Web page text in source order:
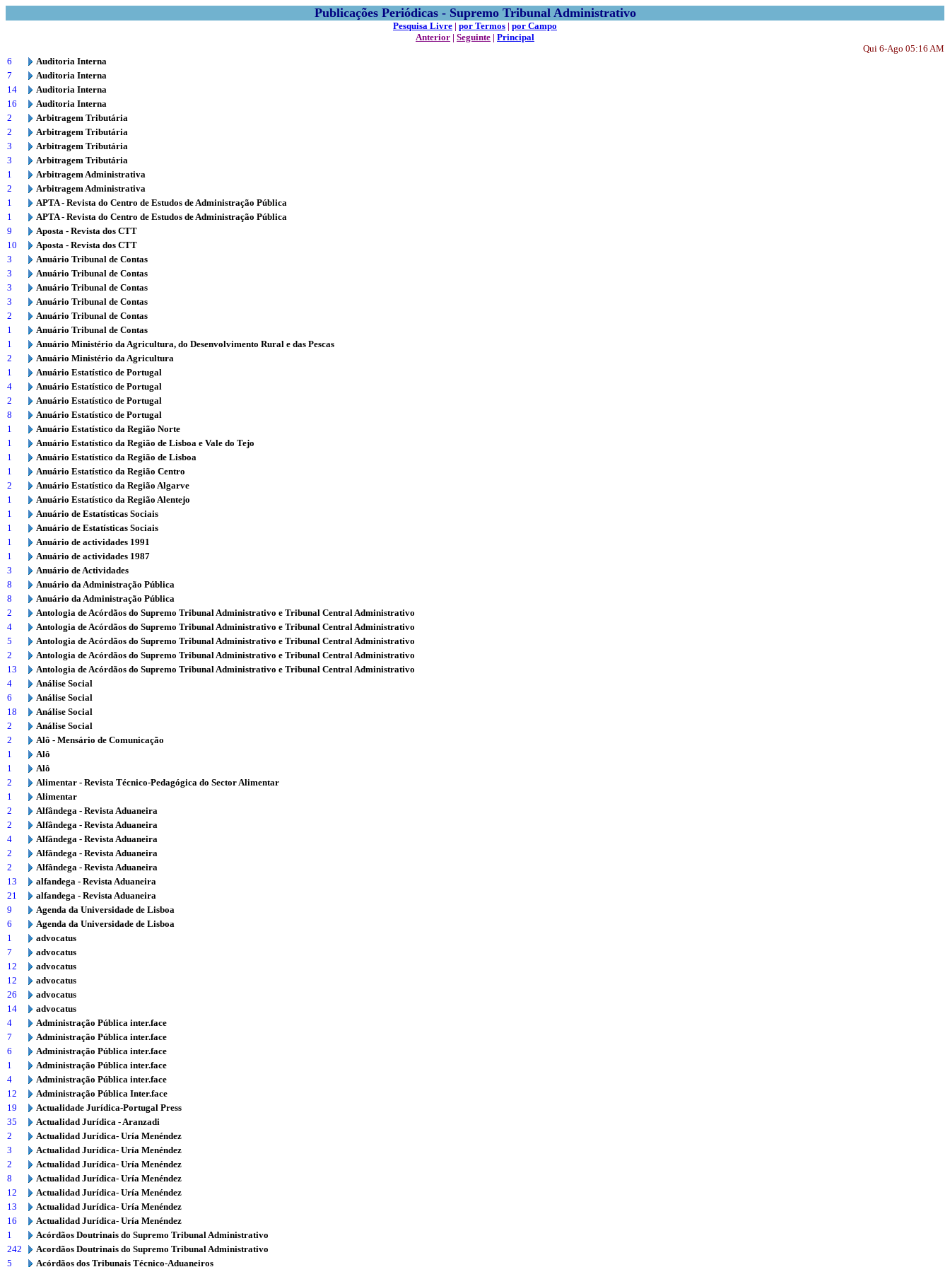
Publicações Periódicas - Supremo Tribunal Administrativo
Pesquisa Livre | por Termos | por Campo
Anterior | Seguinte | Principal
Qui 6-Ago 05:16 AM
6
Auditoria Interna
7
Auditoria Interna
14
Auditoria Interna
16
Auditoria Interna
2
Arbitragem Tributária
2
Arbitragem Tributária
3
Arbitragem Tributária
3
Arbitragem Tributária
1
Arbitragem Administrativa
2
Arbitragem Administrativa
1
APTA - Revista do Centro de Estudos de Administração Pública
1
APTA - Revista do Centro de Estudos de Administração Pública
9
Aposta - Revista dos CTT
10
Aposta - Revista dos CTT
3
Anuário Tribunal de Contas
3
Anuário Tribunal de Contas
3
Anuário Tribunal de Contas
3
Anuário Tribunal de Contas
2
Anuário Tribunal de Contas
1
Anuário Tribunal de Contas
1
Anuário Ministério da Agricultura, do Desenvolvimento Rural e das Pescas
2
Anuário Ministério da Agricultura
1
Anuário Estatístico de Portugal
4
Anuário Estatístico de Portugal
2
Anuário Estatístico de Portugal
8
Anuário Estatístico de Portugal
1
Anuário Estatístico da Região Norte
1
Anuário Estatístico da Região de Lisboa e Vale do Tejo
1
Anuário Estatístico da Região de Lisboa
1
Anuário Estatístico da Região Centro
2
Anuário Estatístico da Região Algarve
1
Anuário Estatístico da Região Alentejo
1
Anuário de Estatísticas Sociais
1
Anuário de Estatísticas Sociais
1
Anuário de actividades 1991
1
Anuário de actividades 1987
3
Anuário de Actividades
8
Anuário da Administração Pública
8
Anuário da Administração Pública
2
Antologia de Acórdãos do Supremo Tribunal Administrativo e Tribunal Central Administrativo
4
Antologia de Acórdãos do Supremo Tribunal Administrativo e Tribunal Central Administrativo
5
Antologia de Acórdãos do Supremo Tribunal Administrativo e Tribunal Central Administrativo
2
Antologia de Acórdãos do Supremo Tribunal Administrativo e Tribunal Central Administrativo
13
Antologia de Acórdãos do Supremo Tribunal Administrativo e Tribunal Central Administrativo
4
Análise Social
6
Análise Social
18
Análise Social
2
Análise Social
2
Alô - Mensário de Comunicação
1
Alô
1
Alô
2
Alimentar - Revista Técnico-Pedagógica do Sector Alimentar
1
Alimentar
2
Alfândega - Revista Aduaneira
2
Alfândega - Revista Aduaneira
4
Alfândega - Revista Aduaneira
2
Alfândega - Revista Aduaneira
2
Alfândega - Revista Aduaneira
13
alfandega - Revista Aduaneira
21
alfandega - Revista Aduaneira
9
Agenda da Universidade de Lisboa
6
Agenda da Universidade de Lisboa
1
advocatus
7
advocatus
12
advocatus
12
advocatus
26
advocatus
14
advocatus
4
Administração Pública inter.face
7
Administração Pública inter.face
6
Administração Pública inter.face
1
Administração Pública inter.face
4
Administração Pública inter.face
12
Administração Pública Inter.face
19
Actualidade Jurídica-Portugal Press
35
Actualidad Jurídica - Aranzadi
2
Actualidad Jurídica- Uría Menéndez
3
Actualidad Jurídica- Uría Menéndez
2
Actualidad Jurídica- Uría Menéndez
8
Actualidad Jurídica- Uría Menéndez
12
Actualidad Jurídica- Uría Menéndez
13
Actualidad Jurídica- Uría Menéndez
16
Actualidad Jurídica- Uría Menéndez
1
Acórdãos Doutrinais do Supremo Tribunal Administrativo
242
Acordãos Doutrinais do Supremo Tribunal Administrativo
5
Acórdãos dos Tribunais Técnico-Aduaneiros